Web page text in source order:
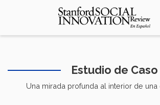
principal
Estudio de Caso
Una mirada profunda al interior de una